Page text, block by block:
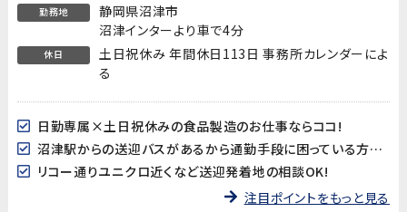
勤務地
静岡県沼津市
沼津インターより車で4分
休日
土日祝休み 年間休日113日 事務所カレンダーによ
る
日勤専属×土日祝休みの食品製造のお仕事ならココ!
沼津駅からの送迎バスがあるから通勤手段に困っている方も安心♪
リコー通りユニクロ近くなど送迎発着地の相談OK!
注目ポイントをもっと見る